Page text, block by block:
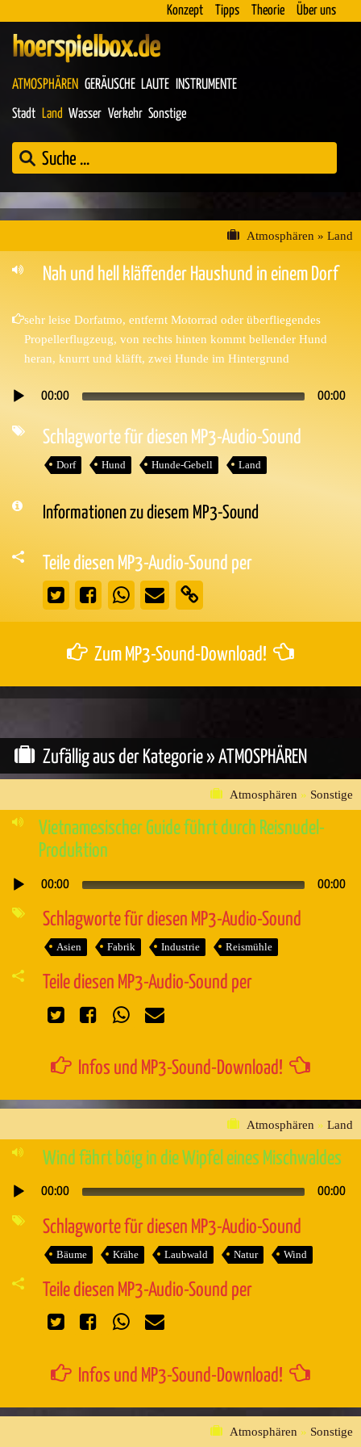
Konzept Tipps Theorie Über uns
hoerspielbox.de
ATMOSPHÄREN GERÄUSCHE LAUTE INSTRUMENTE
Stadt Land Wasser Verkehr Sonstige
Atmosphären » Land
Nah und hell kläffender Haushund in einem Dorf
sehr leise Dorfatmo, entfernt Motorrad oder überfliegendes
Propellerflugzeug, von rechts hinten kommt bellender Hund
heran, knurrt und kläfft, zwei Hunde im Hintergrund
Audio-
00:00 00:00
Schlagworte für diesen MP3-Audio-Sound
Dorf Hund Hunde-Gebell Land
Informationen zu diesem MP3-Sound
Teile diesen MP3-Audio-Sound per
Zum MP3-Sound-Download!
Zufällig aus der Kategorie » ATMOSPHÄREN
Atmosphären » Sonstige
Vietnamesischer Guide führt durch Reisnudel-
Produktion
Audio-
00:00 00:00
Schlagworte für diesen MP3-Audio-Sound
Asien Fabrik Industrie Reismühle
Teile diesen MP3-Audio-Sound per
Infos und MP3-Sound-Download!
Atmosphären » Land
Wind fährt böig in die Wipfel eines Mischwaldes
Audio-
00:00 00:00
Schlagworte für diesen MP3-Audio-Sound
Bäume Krähe Laubwald Natur Wind
Teile diesen MP3-Audio-Sound per
Infos und MP3-Sound-Download!
Atmosphären » Sonstige